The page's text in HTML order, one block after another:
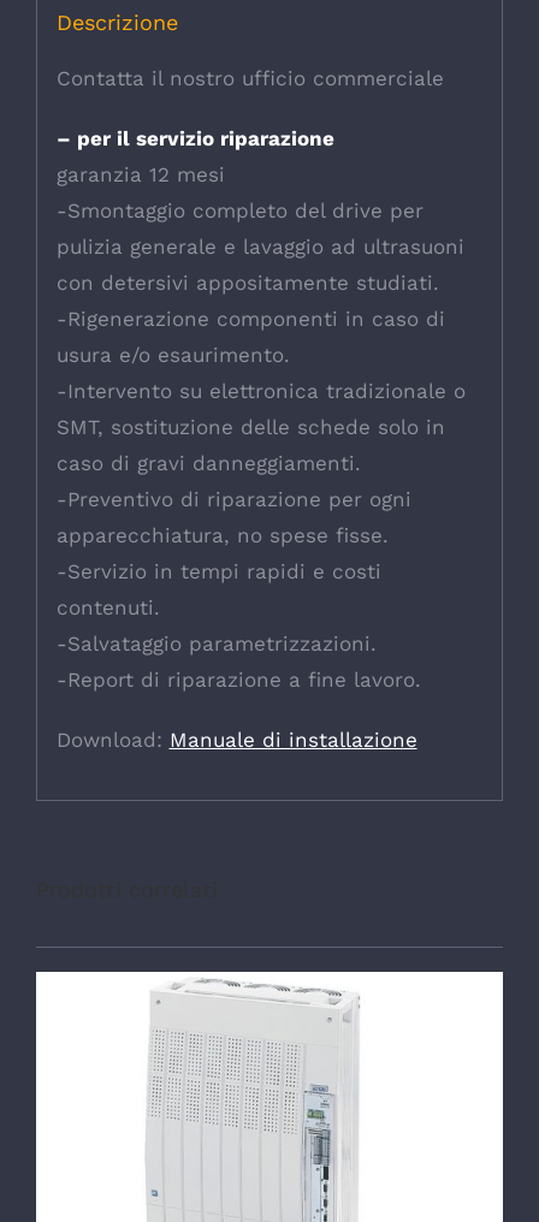
Descrizione
Contatta il nostro ufficio commerciale
– per il servizio riparazione
garanzia 12 mesi
-Smontaggio completo del drive per
pulizia generale e lavaggio ad ultrasuoni
con detersivi appositamente studiati.
-Rigenerazione componenti in caso di
usura e/o esaurimento.
-Intervento su elettronica tradizionale o
SMT, sostituzione delle schede solo in
caso di gravi danneggiamenti.
-Preventivo di riparazione per ogni
apparecchiatura, no spese fisse.
-Servizio in tempi rapidi e costi
contenuti.
-Salvataggio parametrizzazioni.
-Report di riparazione a fine lavoro.
Download: Manuale di installazione
DETTAGLI